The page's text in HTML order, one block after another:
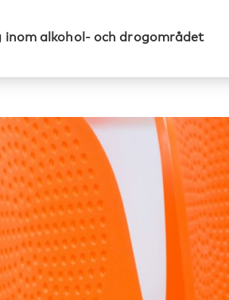
alkohol- och drogområdet